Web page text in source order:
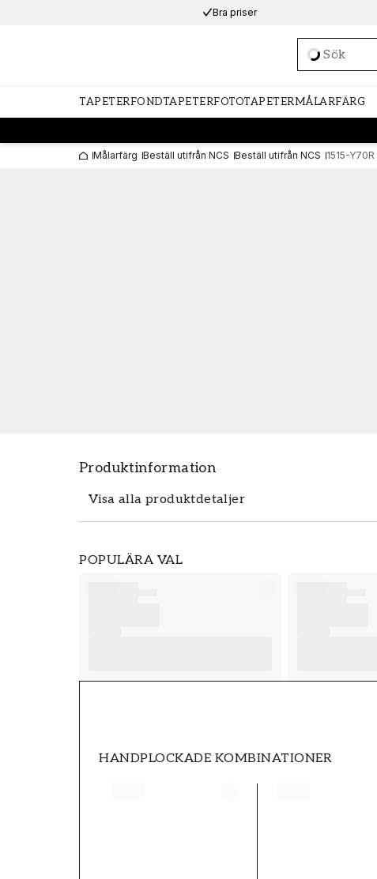
Bra priser
Loading…
TAPETERFONDTAPETERFOTOTAPETERMÅLARFÄRG
Målarfärg Beställ utifrån NCS Beställ utifrån NCS 1515-Y70R
Produktinformation
Visa alla produktdetaljer
POPULÄRA VAL
HANDPLOCKADE KOMBINATIONER